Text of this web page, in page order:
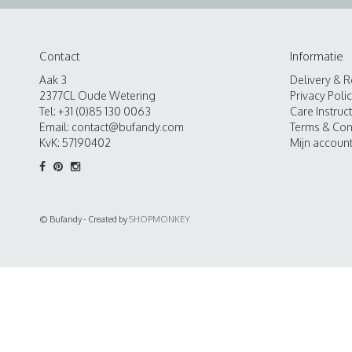
Contact
Aak 3
2377CL Oude Wetering
Tel: +31 (0)85 130 0063
Email: contact@bufandy.com
KvK: 57190402
Informatie
Delivery &
Privacy
Care
Terms &
Mijn account
© Bufandy - Created bySHOPMONKEY